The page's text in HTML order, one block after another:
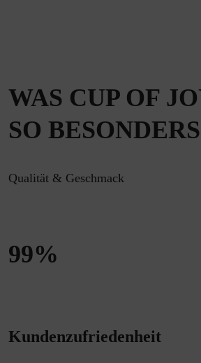
WAS CUP OF
SO
Qualität & Geschmack
99%
Kundenzufriedenheit